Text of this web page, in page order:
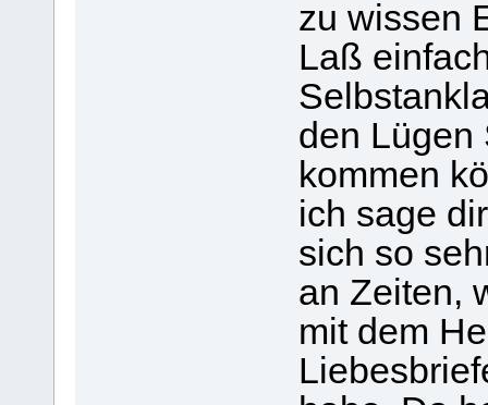
zu wissen
Laß
den Lügen
kommen
ich sage
sich so
an Zeiten,
mit dem